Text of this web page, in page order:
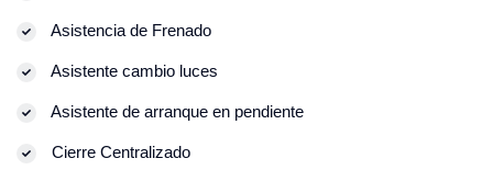
Asistencia de Frenado
Asistente cambio luces
Asistente de arranque en pendiente
Cierre Centralizado